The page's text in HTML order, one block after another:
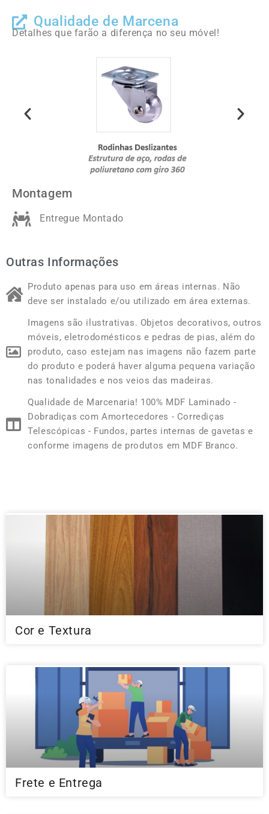
Qualidade de Marcena
Detalhes que farão a diferença no seu móvel!
Montagem
Entregue Montado
Outras Informações
Produto apenas para uso em áreas internas. Não
deve ser instalado e/ou utilizado em área externas.
Imagens são ilustrativas. Objetos decorativos, outros
móveis, eletrodomésticos e pedras de pias, além do
produto, caso estejam nas imagens não fazem parte
do produto e poderá haver alguma pequena variação
nas tonalidades e nos veios das madeiras.
Qualidade de Marcenaria! 100% MDF Laminado -
Dobradiças com Amortecedores - Corrediças
Telescópicas - Fundos, partes internas de gavetas e
conforme imagens de produtos em MDF Branco.
Cor e Textura
Frete e Entrega